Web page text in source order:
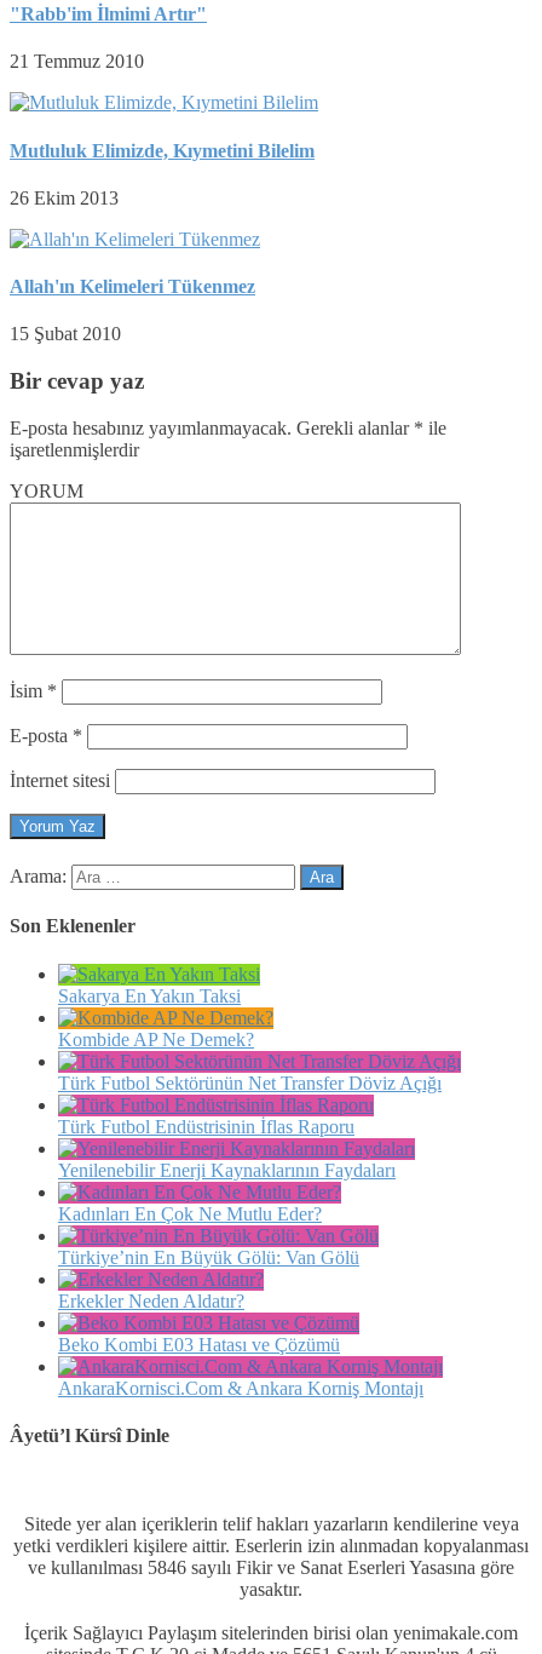
"Rabb'im İlmimi Artır"
21 Temmuz 2010
Mutluluk Elimizde, Kıymetini Bilelim
26 Ekim 2013
Allah'ın Kelimeleri Tükenmez
15 Şubat 2010
Bir cevap yaz
E-posta hesabınız yayımlanmayacak. Gerekli alanlar * ile
işaretlenmişlerdir
YORUM
İsim *
E-posta *
İnternet sitesi
Arama:
Son Eklenenler
Sakarya En Yakın Taksi
Kombide AP Ne Demek?
Türk Futbol Sektörünün Net Transfer Döviz Açığı
Türk Futbol Endüstrisinin İflas Raporu
Yenilenebilir Enerji Kaynaklarının Faydaları
Kadınları En Çok Ne Mutlu Eder?
Türkiye’nin En Büyük Gölü: Van Gölü
Erkekler Neden Aldatır?
Beko Kombi E03 Hatası ve Çözümü
AnkaraKornisci.Com & Ankara Korniş Montajı
Âyetü’l Kürsî Dinle
Sitede yer alan içeriklerin telif hakları yazarların kendilerine veya
yetki verdikleri kişilere aittir. Eserlerin izin alınmadan kopyalanması
ve kullanılması 5846 sayılı Fikir ve Sanat Eserleri Yasasına göre
yasaktır.
İçerik Sağlayıcı Paylaşım sitelerinden birisi olan yenimakale.com